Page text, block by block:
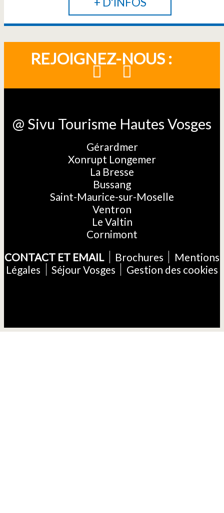
REJOIGNEZ-NOUS :
@ Sivu Tourisme Hautes Vosges
Gérardmer
Xonrupt Longemer
La Bresse
Bussang
Saint-Maurice-sur-Moselle
Ventron
Le Valtin
Cornimont
CONTACT ET EMAIL
Brochures
Mentions
Légales
Séjour Vosges Gestion des cookies